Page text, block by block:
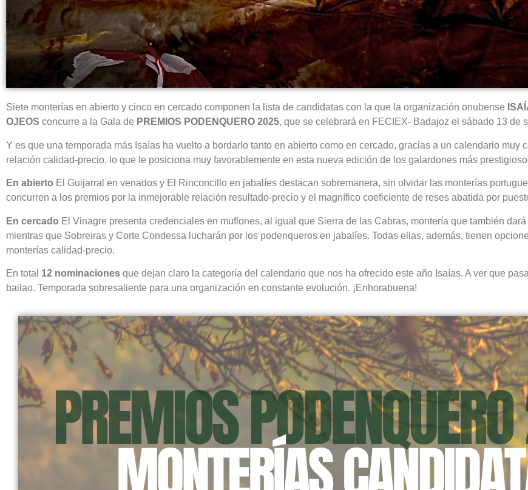
Siete monterías en abierto y cinco en cercado componen la lista de candidatas con la que la organización onubense
OJEOS concurre a la Gala de PREMIOS PODENQUERO 2025, que se celebrará en FECIEX- Badajoz el sábado 13 de
Y es que una temporada más Isaías ha vuelto a bordarlo tanto en abierto como en cercado, gracias a un calendario muy
relación calidad-precio, lo que le posiciona muy favorablemente en esta nueva edición de los galardones más
En abierto El Guijarral en venados y El Rinconcillo en jabalíes destacan sobremanera, sin olvidar las monterías
concurren a los premios por la inmejorable relación resultado-precio y el magnífico coeficiente de reses abatida por
En cercado El Vinagre presenta credenciales en muflones, al igual que Sierra de las Cabras, montería que también
mientras que Sobreiras y Corte Condessa lucharán por los podenqueros en jabalíes. Todas ellas, además, tienen
monterías calidad-precio.
En total 12 nominaciones que dejan claro la categoría del calendario que nos ha ofrecido este año Isaías. A ver que
bailao. Temporada sobresaliente para una organización en constante evolución. ¡Enhorabuena!